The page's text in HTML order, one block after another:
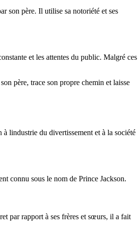
son père. Il utilise sa notoriété et ses
et les attentes du public. Malgré ces
père, trace son propre chemin et laisse
lindustrie du divertissement et à la société
connu sous le nom de Prince Jackson.
par rapport à ses frères et sœurs, il a fait